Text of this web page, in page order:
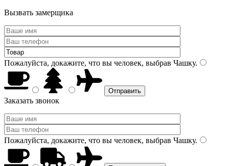
Вызвать замерщика
Пожалуйста, докажите, что вы человек, выбрав Чашку.
Заказать звонок
Пожалуйста, докажите, что вы человек, выбрав Чашку.